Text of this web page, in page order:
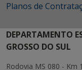
Planos de
DEPARTAMENTO
GROSSO DO SUL
Rodovia MS 080 - Km